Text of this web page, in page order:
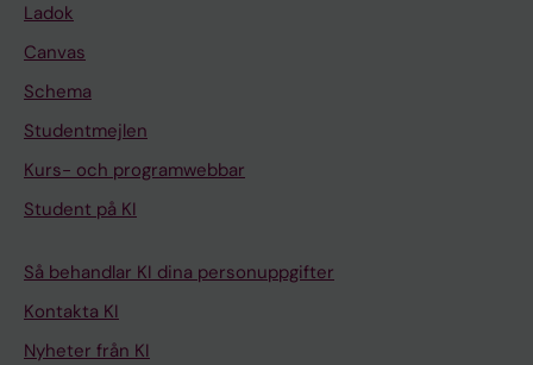
Ladok
Canvas
Schema
Studentmejlen
Kurs- och programwebbar
Student på KI
Så behandlar KI dina personuppgifter
Kontakta KI
Nyheter från KI